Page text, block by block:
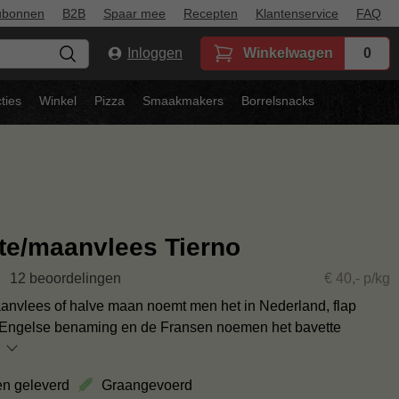
B2B Spaar mee Recepten Klantenservice FAQ
Inloggen Winkelwagen 0
Winkel Pizza Smaakmakers Borrelsnacks
maanvlees Tierno
12 beoordelingen
€ 40,- p/kg
of halve maan noemt men het in Nederland, flap
benaming en de Fransen noemen het bavette
geleverd Graangevoerd